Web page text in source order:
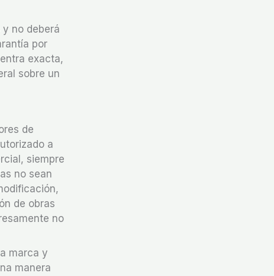
no deberá
por
exacta,
sobre un
de
a
siempre
no sean
de obras
no
marca y
manera